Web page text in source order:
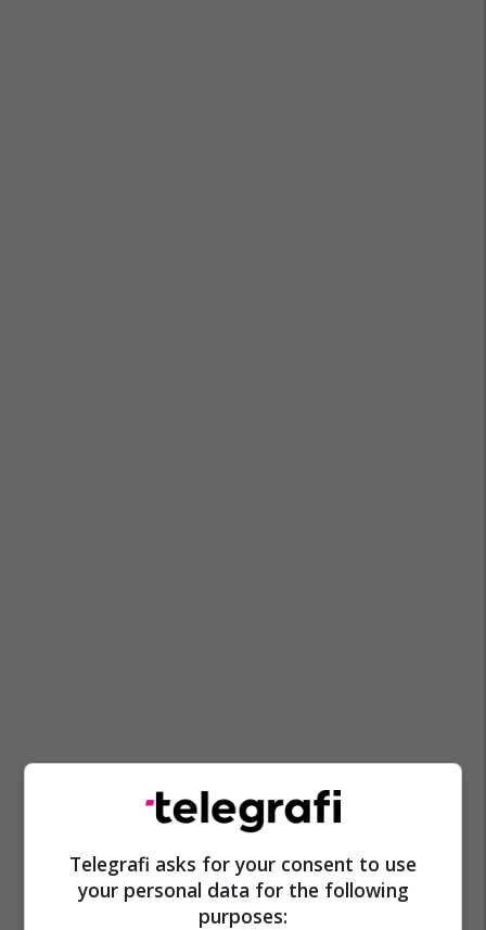
Telegrafi asks for your consent to use
your personal data for the following
purposes: